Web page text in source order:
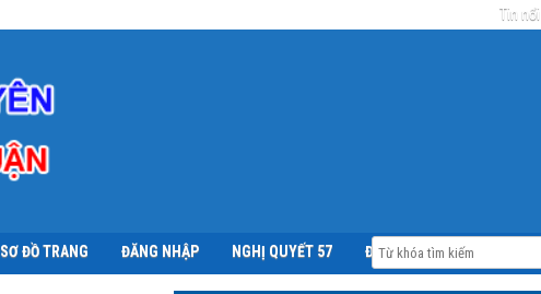
Tin
SƠ ĐỒ TRANG ĐĂNG NHẬP NGHỊ QUYẾT 57 ĐỀ ÁN 06